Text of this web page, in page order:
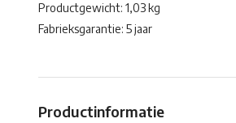
Productgewicht: 1,03 kg
Fabrieksgarantie: 5 jaar
Productinformatie